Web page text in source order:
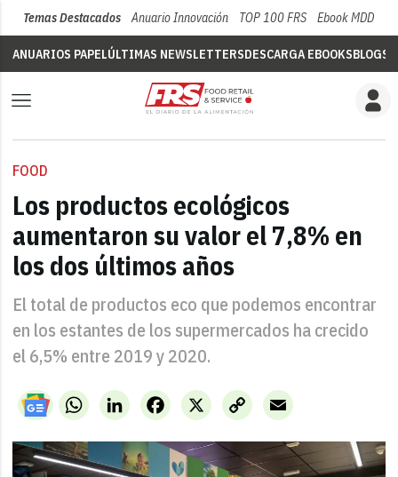
Temas Destacados Anuario Innovación TOP 100 FRS Ebook MDD
ANUARIOS PAPELÚLTIMAS NEWSLETTERSDESCARGA EBOOKSBLOGS
FOOD
Los productos ecológicos
aumentaron su valor el 7,8% en
los dos últimos años
El total de productos eco que podemos encontrar
en los estantes de los supermercados ha crecido
el 6,5% entre 2019 y 2020.
WhatsAppLinkedIn X
Facebook
Copy
Link
Email